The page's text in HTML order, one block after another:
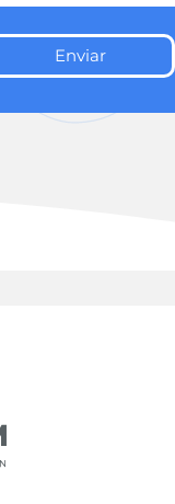
Enviar